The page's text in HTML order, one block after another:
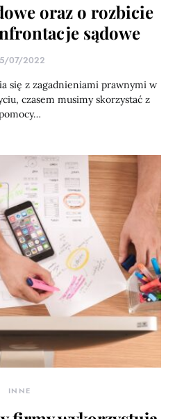
oraz o rozbicie
sądowe
07/2022
się z zagadnieniami prawnymi w
czasem musimy skorzystać z
INNE